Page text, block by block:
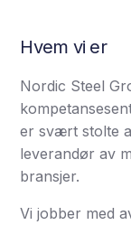
Hvem vi er
Nordic Steel
er svært stolte
leverandør av
bransjer.
Vi jobber med